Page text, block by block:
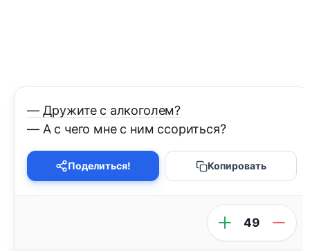
— Дружите с алкоголем?
— А c чего мне с ним ссориться?
Поделиться! Копировать
49